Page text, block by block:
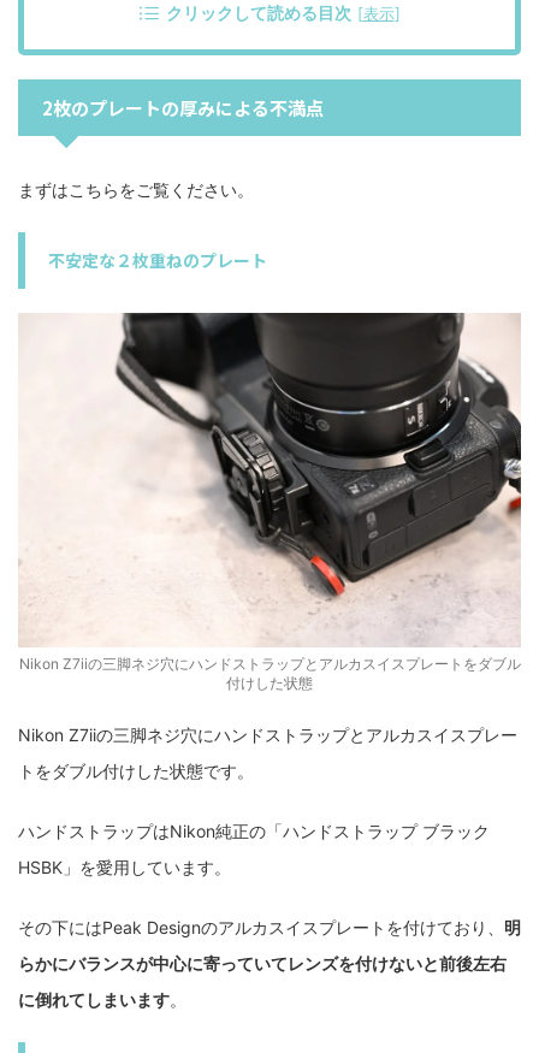
クリックして読める目次 [表示]
2枚のプレートの厚みによる不満点
まずはこちらをご覧ください。
不安定な２枚重ねのプレート
Nikon Z7iiの三脚ネジ穴にハンドストラップとアルカスイスプレートをダブル
付けした状態
Nikon Z7iiの三脚ネジ穴にハンドストラップとアルカスイスプレー
トをダブル付けした状態です。
ハンドストラップはNikon純正の「ハンドストラップ ブラック
HSBK」を愛用しています。
その下にはPeak Designのアルカスイスプレートを付けており、 明
らかにバランスが中心に寄っていてレンズを付けないと前後左右
に倒れてしまいます。